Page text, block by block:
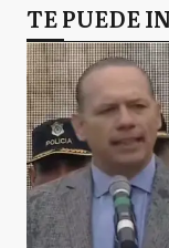
TE PUEDE